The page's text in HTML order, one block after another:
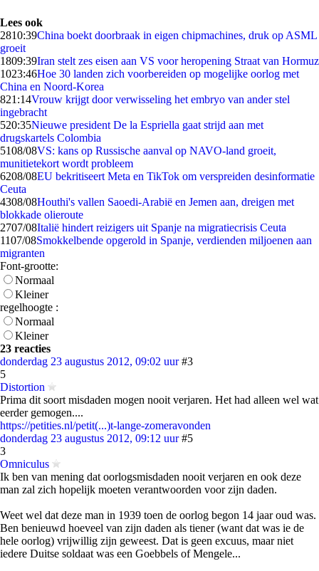
Lees ook
2810:39China boekt doorbraak in eigen chipmachines, druk op ASML
groeit
1809:39Iran stelt zes eisen aan VS voor heropening Straat van Hormuz
1023:46Hoe 30 landen zich voorbereiden op mogelijke oorlog met
China en Noord-Korea
821:14Vrouw krijgt door verwisseling het embryo van ander stel
ingebracht
520:35Nieuwe president De la Espriella gaat strijd aan met
drugskartels Colombia
5108/08VS: kans op Russische aanval op NAVO-land groeit,
munitietekort wordt probleem
6208/08EU bekritiseert Meta en TikTok om verspreiden desinformatie
Ceuta
4308/08Houthi's vallen Saoedi-Arabië en Jemen aan, dreigen met
blokkade olieroute
2707/08Italië hindert reizigers uit Spanje na migratiecrisis Ceuta
1107/08Smokkelbende opgerold in Spanje, verdienden miljoenen aan
migranten
Font-grootte:
Normaal
Kleiner
regelhoogte :
Normaal
Kleiner
23 reacties
donderdag 23 augustus 2012, 09:02 uur #3
5
Distortion
Prima dit soort misdaden mogen nooit verjaren. Het had alleen wel wat
eerder gemogen....
https://petities.nl/petit(...)t-lange-zomeravonden
donderdag 23 augustus 2012, 09:12 uur #5
3
Omniculus
Ik ben van mening dat oorlogsmisdaden nooit verjaren en ook deze
man zal zich hopelijk moeten verantwoorden voor zijn daden.
Weet wel dat deze man in 1939 toen de oorlog begon 14 jaar oud was.
Ben benieuwd hoeveel van zijn daden als tiener (want dat was ie de
hele oorlog) vrijwillig zijn geweest. Dat is geen excuus, maar niet
iedere Duitse soldaat was een Goebbels of Mengele...